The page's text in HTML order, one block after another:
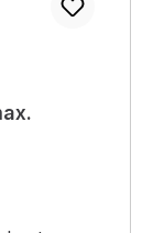
x 6 cm
blau -